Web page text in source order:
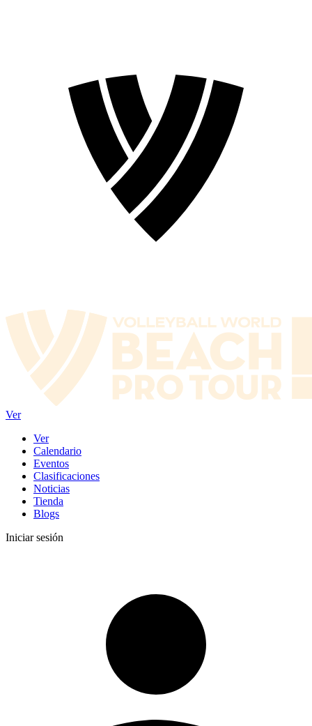
Ver
Ver
Calendario
Eventos
Clasificaciones
Noticias
Tienda
Blogs
Iniciar sesión